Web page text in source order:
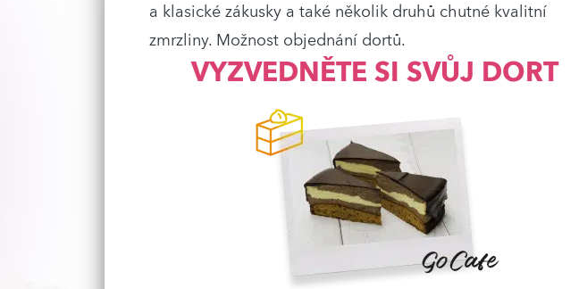
a klasické zákusky a také několik druhů chutné kvalitní
zmrzliny. Možnost objednání dortů.
VYZVEDNĚTE SI SVŮJ DORT